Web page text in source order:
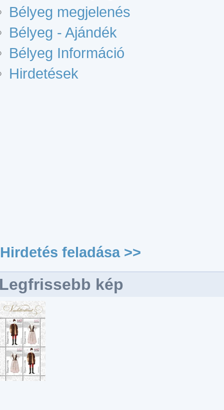
Bélyeg megjelenés
Bélyeg - Ajándék
Bélyeg Információ
Hirdetések
Hirdetés feladása >>
kép